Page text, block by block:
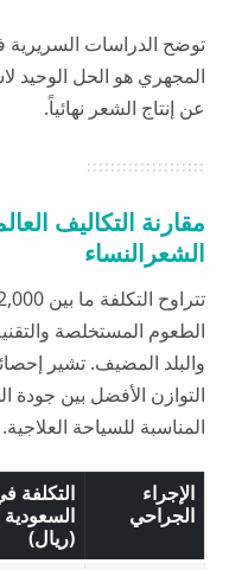
توضح الدراسات السريرية
المجهري هو الحل الوحيد
عن إنتاج الشعر نهائياً.
مقارنة التكاليف
الشعر النساء
الطعوم المستخلصة
والبلد المضيف. تشير
التوازن الأفضل بين جودة
المناسبة للسياحة العلاجية.
الإجراء
الجراحي
التكلفة
السعودية
(ريال)